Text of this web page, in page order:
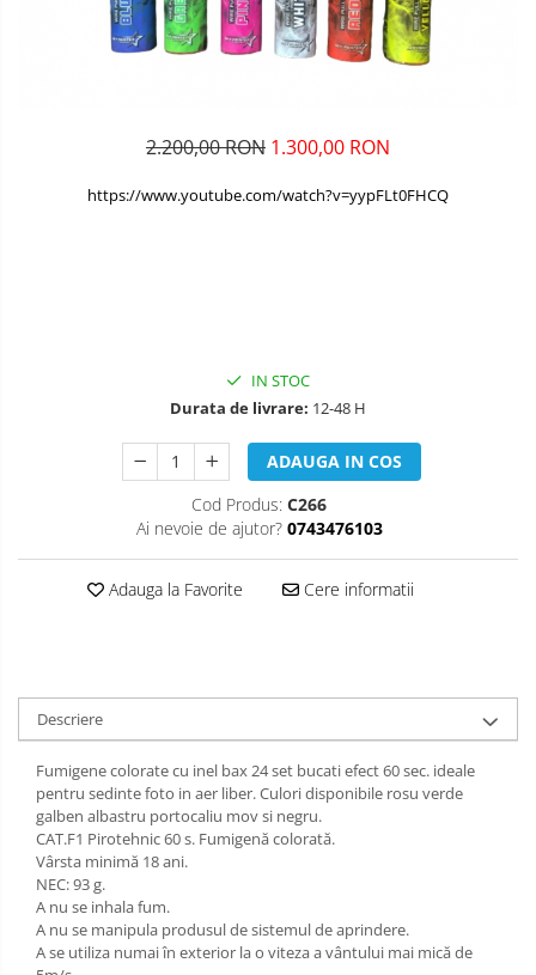
2.200,00 RON 1.300,00 RON
https://www.youtube.com/watch?v=yypFLt0FHCQ
IN STOC
Durata de livrare: 12-48 H
ADAUGA IN COS
Cod Produs: C266
Ai nevoie de ajutor? 0743476103
Adauga la Favorite Cere informatii
Descriere
Fumigene colorate cu inel bax 24 set bucati efect 60 sec. ideale
pentru sedinte foto in aer liber. Culori disponibile rosu verde
galben albastru portocaliu mov si negru.
CAT.F1 Pirotehnic 60 s. Fumigenă colorată.
Vârsta minimă 18 ani.
NEC: 93 g.
A nu se inhala fum.
A nu se manipula produsul de sistemul de aprindere.
A se utiliza numai în exterior la o viteza a vântului mai mică de